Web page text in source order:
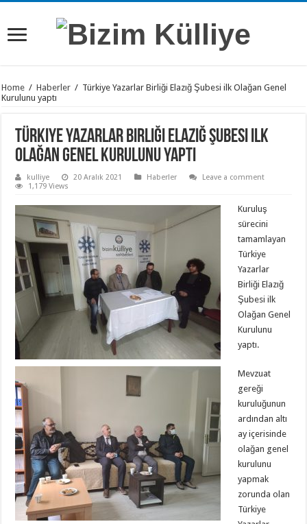
Home / Haberler / Türkiye Yazarlar Birliği Elazığ Şubesi ilk Olağan Genel
Kurulunu yaptı
Türkiye Yazarlar Birliği Elazığ Şubesi ilk
Olağan Genel Kurulunu yaptı
kulliye 20 Aralık 2021 Haberler
Leave a comment
1,179 Views
Kuruluş
sürecini
tamamlayan
Türkiye
Yazarlar
Birliği Elazığ
Şubesi ilk
Olağan Genel
Kurulunu
yaptı.
Mevzuat
gereği
kuruluğunun
ardından altı
ay içerisinde
olağan genel
kurulunu
yapmak
zorunda olan
Türkiye